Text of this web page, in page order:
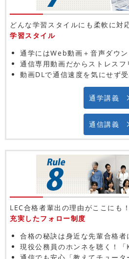
どんな学習スタイルにも柔軟に対
学習スタイル
通学にはWeb動画＋音声ダウ
通信専用動画だからストレスフ
動画DLで通信速度を気にせず
通学講義
通信講義
LEC合格者輩出の理由がここにも！
充実したフォロー制度
合格の秘訣は身近な先輩合格者
現役公務員のホンネを聴く！「